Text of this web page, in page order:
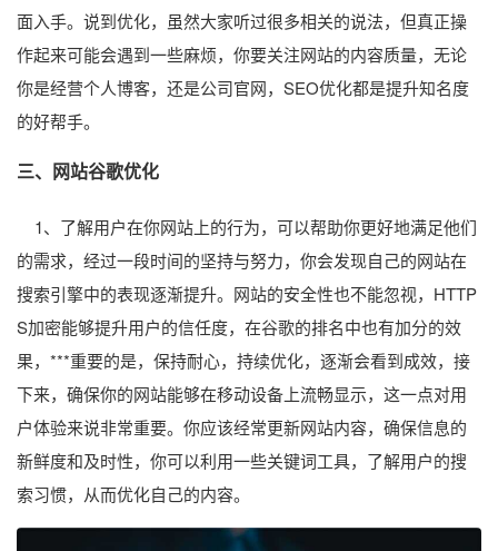
面入手。说到优化，虽然大家听过很多相关的说法，但真正操
作起来可能会遇到一些麻烦，你要关注网站的内容质量，无论
你是经营个人博客，还是公司官网，SEO优化都是提升知名度
的好帮手。
三、网站谷歌优化
1、了解用户在你网站上的行为，可以帮助你更好地满足他们
的需求，经过一段时间的坚持与努力，你会发现自己的网站在
搜索引擎中的表现逐渐提升。网站的安全性也不能忽视，HTTP
S加密能够提升用户的信任度，在谷歌的排名中也有加分的效
果，***重要的是，保持耐心，持续优化，逐渐会看到成效，接
下来，确保你的网站能够在移动设备上流畅显示，这一点对用
户体验来说非常重要。你应该经常更新网站内容，确保信息的
新鲜度和及时性，你可以利用一些关键词工具，了解用户的搜
索习惯，从而优化自己的内容。